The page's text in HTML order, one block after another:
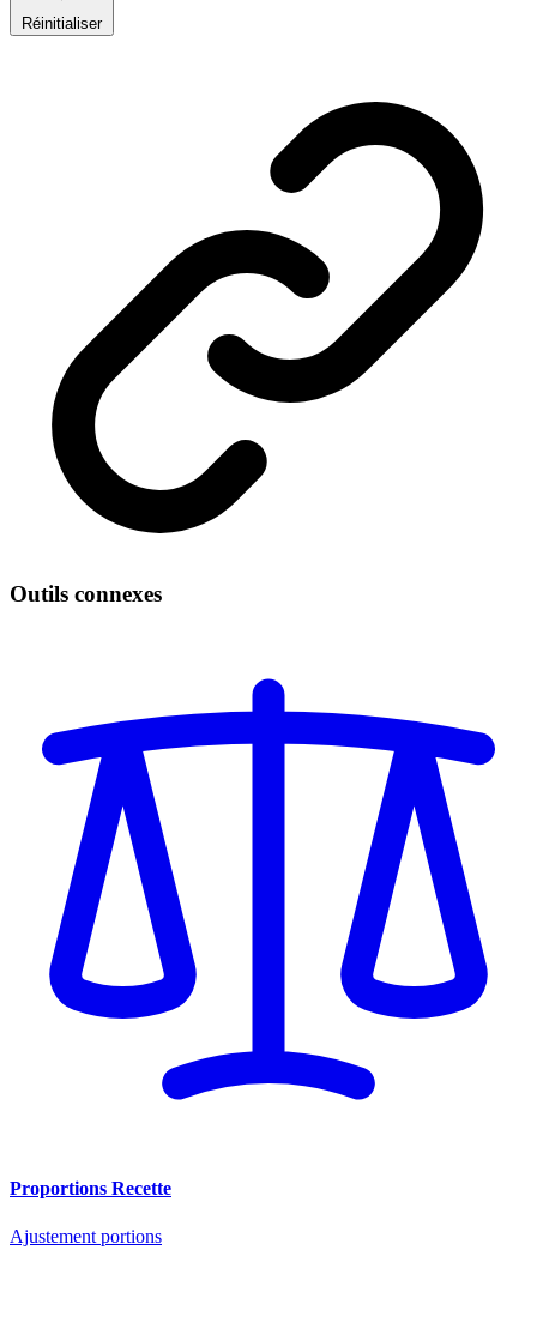
Réinitialiser
Outils connexes
Proportions Recette
Ajustement portions